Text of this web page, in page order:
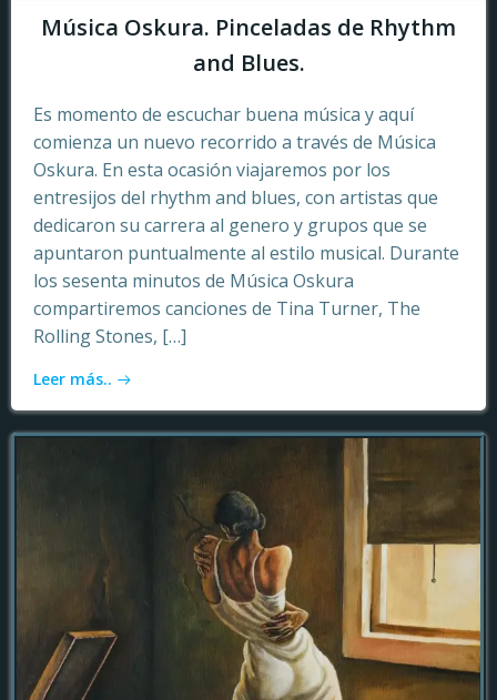
Música Oskura. Pinceladas de Rhythm
and Blues.
Es momento de escuchar buena música y aquí
comienza un nuevo recorrido a través de Música
Oskura. En esta ocasión viajaremos por los
entresijos del rhythm and blues, con artistas que
dedicaron su carrera al genero y grupos que se
apuntaron puntualmente al estilo musical. Durante
los sesenta minutos de Música Oskura
compartiremos canciones de Tina Turner, The
Rolling Stones, […]
Leer más..